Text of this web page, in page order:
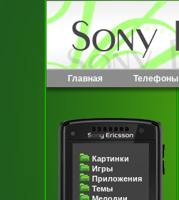
Главная Телефоны
Картинки
Игры
Приложения
Темы